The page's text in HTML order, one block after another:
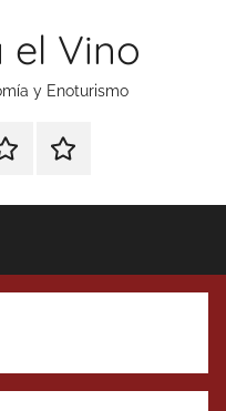
el Vino
y Enoturismo
Contacto